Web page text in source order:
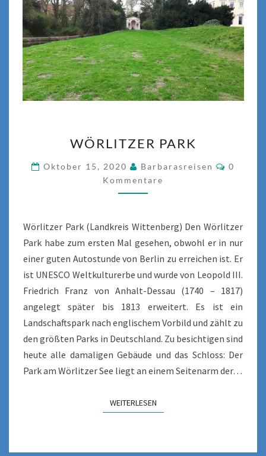
PARK
WÖRLITZER PARK
Oktober 15, 2020 Barbarasreisen
0
Kommentare
Wörlitzer Park (Landkreis Wittenberg) Den Wörlitzer
Park habe zum ersten Mal gesehen, obwohl er in nur
einer guten Autostunde von Berlin zu erreichen ist. Er
ist UNESCO Weltkulturerbe und wurde von Leopold III.
Friedrich Franz von Anhalt-Dessau (1740 – 1817)
angelegt später bis 1813 erweitert. Es ist ein
Landschaftspark nach englischem Vorbild und zählt zu
den größten Parks in Deutschland. Zu besichtigen sind
heute alle damaligen Gebäude und das Schloss: Der
Park am Wörlitzer See liegt an einem Seitenarm der…
WEITERLESENWEITERLESEN